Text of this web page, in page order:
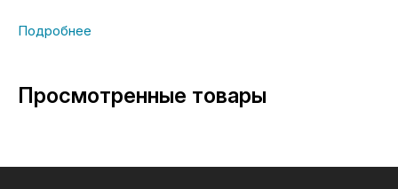
При оформлении заказа на сайте, выберете длину
Просмотренные товары